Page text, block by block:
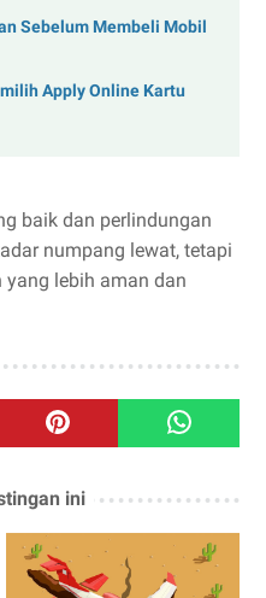
Sebelum Membeli Mobil
Apply Online Kartu
baik dan perlindungan
numpang lewat, tetapi
lebih aman dan
ini